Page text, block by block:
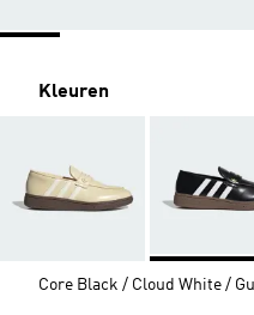
Kleuren
Core Black / Cloud White /